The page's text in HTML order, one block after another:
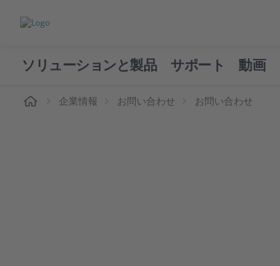
ソリューションと製品 サポート 動画
企業情報 お問い合わせ お問い合わせ